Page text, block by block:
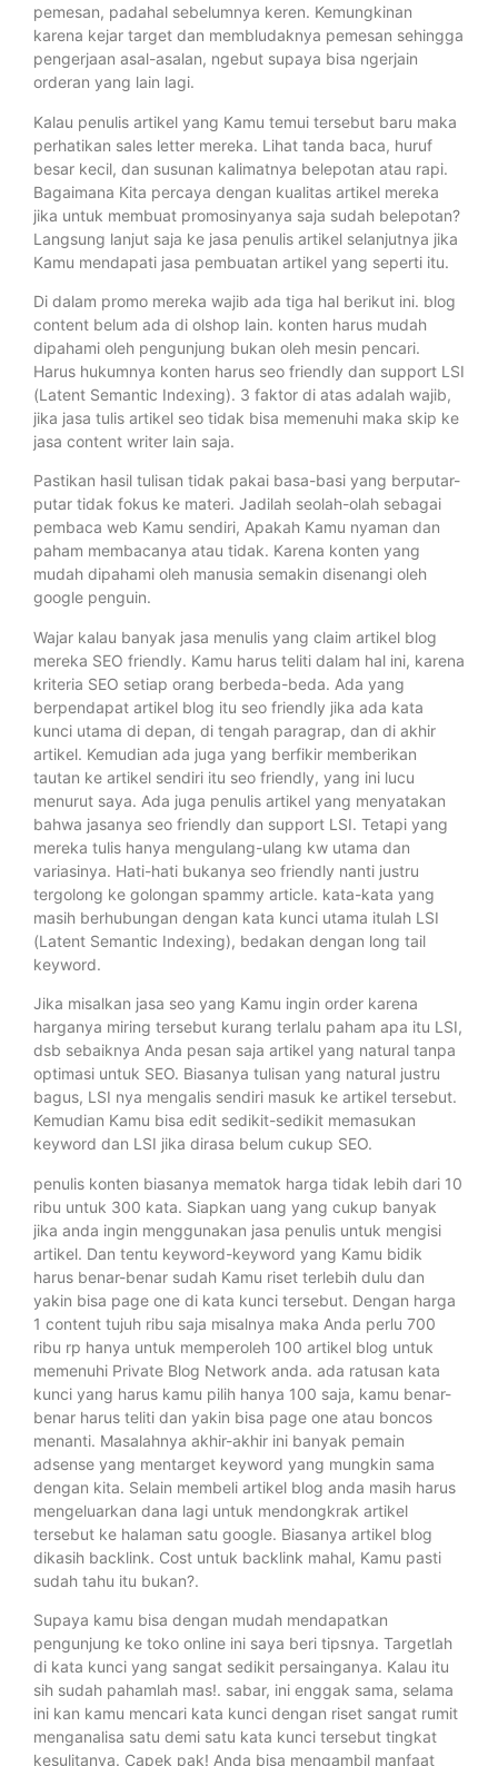
pemesan, padahal sebelumnya keren. Kemungkinan
karena kejar target dan membludaknya pemesan sehingga
pengerjaan asal-asalan, ngebut supaya bisa ngerjain
orderan yang lain lagi.
Kalau penulis artikel yang Kamu temui tersebut baru maka
perhatikan sales letter mereka. Lihat tanda baca, huruf
besar kecil, dan susunan kalimatnya belepotan atau rapi.
Bagaimana Kita percaya dengan kualitas artikel mereka
jika untuk membuat promosinyanya saja sudah belepotan?
Langsung lanjut saja ke jasa penulis artikel selanjutnya jika
Kamu mendapati jasa pembuatan artikel yang seperti itu.
Di dalam promo mereka wajib ada tiga hal berikut ini. blog
content belum ada di olshop lain. konten harus mudah
dipahami oleh pengunjung bukan oleh mesin pencari.
Harus hukumnya konten harus seo friendly dan support LSI
(Latent Semantic Indexing). 3 faktor di atas adalah wajib,
jika jasa tulis artikel seo tidak bisa memenuhi maka skip ke
jasa content writer lain saja.
Pastikan hasil tulisan tidak pakai basa-basi yang berputar-
putar tidak fokus ke materi. Jadilah seolah-olah sebagai
pembaca web Kamu sendiri, Apakah Kamu nyaman dan
paham membacanya atau tidak. Karena konten yang
mudah dipahami oleh manusia semakin disenangi oleh
google penguin.
Wajar kalau banyak jasa menulis yang claim artikel blog
mereka SEO friendly. Kamu harus teliti dalam hal ini, karena
kriteria SEO setiap orang berbeda-beda. Ada yang
berpendapat artikel blog itu seo friendly jika ada kata
kunci utama di depan, di tengah paragrap, dan di akhir
artikel. Kemudian ada juga yang berfikir memberikan
tautan ke artikel sendiri itu seo friendly, yang ini lucu
menurut saya. Ada juga penulis artikel yang menyatakan
bahwa jasanya seo friendly dan support LSI. Tetapi yang
mereka tulis hanya mengulang-ulang kw utama dan
variasinya. Hati-hati bukanya seo friendly nanti justru
tergolong ke golongan spammy article. kata-kata yang
masih berhubungan dengan kata kunci utama itulah LSI
(Latent Semantic Indexing), bedakan dengan long tail
keyword.
Jika misalkan jasa seo yang Kamu ingin order karena
harganya miring tersebut kurang terlalu paham apa itu LSI,
dsb sebaiknya Anda pesan saja artikel yang natural tanpa
optimasi untuk SEO. Biasanya tulisan yang natural justru
bagus, LSI nya mengalis sendiri masuk ke artikel tersebut.
Kemudian Kamu bisa edit sedikit-sedikit memasukan
keyword dan LSI jika dirasa belum cukup SEO.
penulis konten biasanya mematok harga tidak lebih dari 10
ribu untuk 300 kata. Siapkan uang yang cukup banyak
jika anda ingin menggunakan jasa penulis untuk mengisi
artikel. Dan tentu keyword-keyword yang Kamu bidik
harus benar-benar sudah Kamu riset terlebih dulu dan
yakin bisa page one di kata kunci tersebut. Dengan harga
1 content tujuh ribu saja misalnya maka Anda perlu 700
ribu rp hanya untuk memperoleh 100 artikel blog untuk
memenuhi Private Blog Network anda. ada ratusan kata
kunci yang harus kamu pilih hanya 100 saja, kamu benar-
benar harus teliti dan yakin bisa page one atau boncos
menanti. Masalahnya akhir-akhir ini banyak pemain
adsense yang mentarget keyword yang mungkin sama
dengan kita. Selain membeli artikel blog anda masih harus
mengeluarkan dana lagi untuk mendongkrak artikel
tersebut ke halaman satu google. Biasanya artikel blog
dikasih backlink. Cost untuk backlink mahal, Kamu pasti
sudah tahu itu bukan?.
Supaya kamu bisa dengan mudah mendapatkan
pengunjung ke toko online ini saya beri tipsnya. Targetlah
di kata kunci yang sangat sedikit persainganya. Kalau itu
sih sudah pahamlah mas!. sabar, ini enggak sama, selama
ini kan kamu mencari kata kunci dengan riset sangat rumit
menganalisa satu demi satu kata kunci tersebut tingkat
kesulitanya. Capek pak! Anda bisa mengambil manfaat